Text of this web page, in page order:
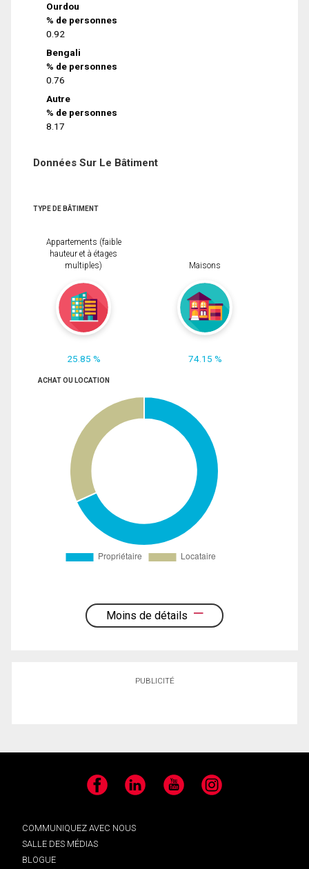
Ourdou
% de personnes
0.92
Bengali
% de personnes
0.76
Autre
% de personnes
8.17
Données Sur Le Bâtiment
TYPE DE BÂTIMENT
Appartements (faible
hauteur et à étages
multiples)
25.85 %
Maisons
74.15 %
ACHAT OU LOCATION
Moins de détails
PUBLICITÉ
Facebook LinkedIn YouTube Instagram
COMMUNIQUEZ AVEC NOUS
SALLE DES MÉDIAS
BLOGUE